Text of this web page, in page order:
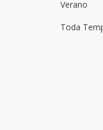
Verano
Toda